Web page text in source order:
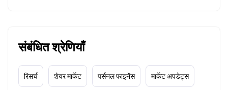
संबंधित श्रेणियाँ
रिसर्च शेयर मार्केट पर्सनल फाइनेंस मार्केट अपडेट्स